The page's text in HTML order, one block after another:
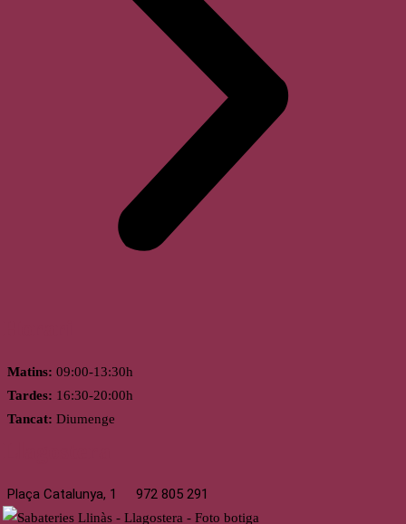
Matins: 09:00-13:30h
Tardes: 16:30-20:00h
Tancat: Diumenge
Plaça Catalunya, 1 972 805 291